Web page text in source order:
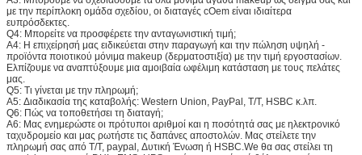
με την περίπλοκη ομάδα σχεδίου, οι διαταγές cOem είναι ιδιαίτερα
ευπρόσδεκτες.
Q4: Μπορείτε να προσφέρετε την ανταγωνιστική τιμή;
A4: Η επιχείρησή μας ειδικεύεται στην παραγωγή και την πώληση υψηλή -
προϊόντα ποιοτικού μόνιμα makeup (δερματοστιξία) με την τιμή εργοστασίων.
Ελπίζουμε να αναπτύξουμε μια αμοιβαία ωφέλιμη κατάσταση με τους πελάτες
μας.
Q5: Τι γίνεται με την πληρωμή;
A5: Διαδικασία της καταβολής: Western Union, PayPal, T/T, HSBC κ.λπ.
Q6: Πώς να τοποθετήσει τη διαταγή;
A6: Μας ενημερώστε οι πρότυποι αριθμοί και η ποσότητά σας με ηλεκτρονικό
ταχυδρομείο και μας ρωτήστε τις δαπάνες αποστολών. Μας στείλετε την
πληρωμή σας από T/T, paypal, Δυτική Ένωση ή HSBC.We θα σας στείλει τη